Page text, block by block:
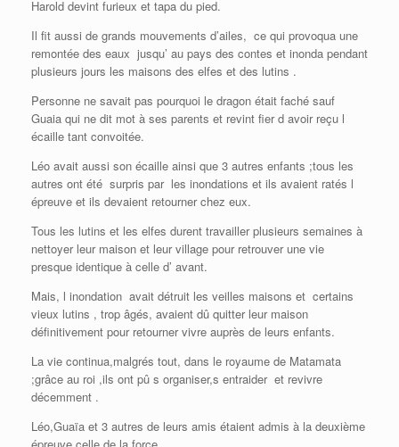
Harold devint furieux et tapa du pied.
Il fit aussi de grands mouvements d’ailes, ce qui provoqua une
remontée des eaux jusqu’ au pays des contes et inonda pendant
plusieurs jours les maisons des elfes et des lutins .
Personne ne savait pas pourquoi le dragon était faché sauf
Guaia qui ne dit mot à ses parents et revint fier d avoir reçu l
écaille tant convoitée.
Léo avait aussi son écaille ainsi que 3 autres enfants ;tous les
autres ont été surpris par les inondations et ils avaient ratés l
épreuve et ils devaient retourner chez eux.
Tous les lutins et les elfes durent travailler plusieurs semaines à
nettoyer leur maison et leur village pour retrouver une vie
presque identique à celle d’ avant.
Mais, l inondation avait détruit les veilles maisons et certains
vieux lutins , trop âgés, avaient dû quitter leur maison
définitivement pour retourner vivre auprès de leurs enfants.
La vie continua,malgrés tout, dans le royaume de Matamata
;grâce au roi ,ils ont pû s organiser,s entraider et revivre
décemment .
Léo,Guaïa et 3 autres de leurs amis étaient admis à la deuxième